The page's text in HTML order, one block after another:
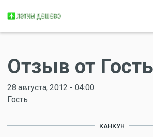
Отзыв от Гость
28 августа, 2012 - 04:00
Гость
КАНКУН